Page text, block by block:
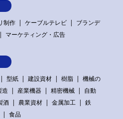
制作 ケーブルテレビ
ブランデ
マーケティング・広告
型紙 建設資材 樹脂
機械の
造 産業機器 精密機械
自動
酒 農業資材 金属加工
鉄
食品